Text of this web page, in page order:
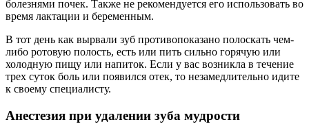
болезнями почек. Также не рекомендуется его использовать во
время лактации и беременным.
В тот день как вырвали зуб противопоказано полоскать чем-
либо ротовую полость, есть или пить сильно горячую или
холодную пищу или напиток. Если у вас возникла в течение
трех суток боль или появился отек, то незамедлительно идите
к своему специалисту.
Анестезия при удалении зуба мудрости